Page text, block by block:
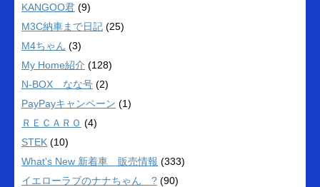
KANGOO君 (9)
M3C納車まで日記 (25)
M4ちゃん (3)
My Home紹介 (128)
N-BOX なな号 (2)
PayPayキャンペーン (1)
ＲＥＣＡＲＯ (4)
STEK (10)
What's New 新着車 販売情報 (333)
イエローラブのナナちゃん ? (90)